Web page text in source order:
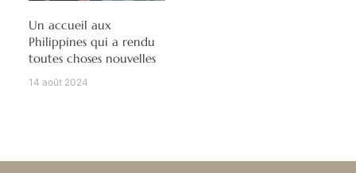
Un accueil aux
Philippines qui a rendu
toutes choses nouvelles
14 août 2024